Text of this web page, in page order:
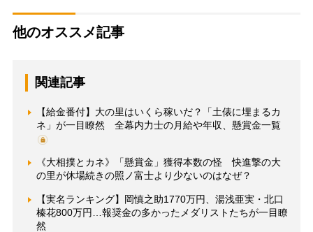
他のオススメ記事
関連記事
【給金番付】大の里はいくら稼いだ？「土俵に埋まるカ
ネ」が一目瞭然 全幕内力士の月給や年収、懸賞金一覧
《大相撲とカネ》「懸賞金」獲得本数の怪 快進撃の大
の里が休場続きの照ノ富士より少ないのはなぜ？
【実名ランキング】岡慎之助1770万円、湯浅亜実・北口
榛花800万円…報奨金の多かったメダリストたちが一目瞭
然